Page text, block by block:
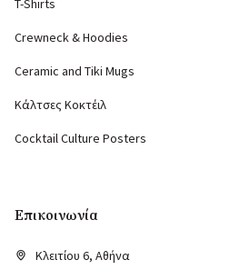
T-Shirts
Crewneck & Hoodies
Ceramic and Tiki Mugs
Κάλτσες Κοκτέιλ
Cocktail Culture Posters
Επικοινωνία
Κλειτίου 6, Αθήνα